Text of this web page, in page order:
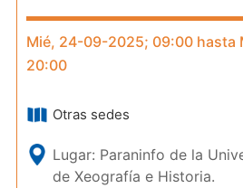
Mié, 24-09-2025; 09:00 hasta
20:00
Otras sedes
Lugar: Paraninfo de la
de Xeografía e Historia.